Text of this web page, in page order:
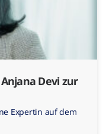
Devi zur
Expertin auf dem